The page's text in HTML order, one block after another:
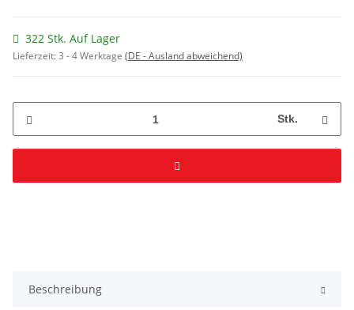
322 Stk. Auf Lager
Lieferzeit:3 - 4 Werktage (DE - Ausland abweichend)
Stk.
Beschreibung